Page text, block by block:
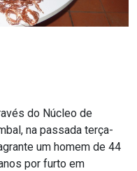
do Núcleo de
na passada terça-
um homem de 44
por furto em